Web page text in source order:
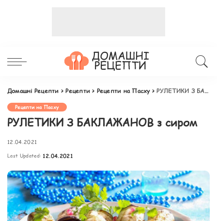
Домашні Рецепти >Рецепти > Рецепти на Пасху>РУЛЕТИКИ З БАКЛАЖАНОВ з сиром
Рецепти на Пасху
РУЛЕТИКИ З БАКЛАЖАНОВ з сиром
12.04.2021
Last Updated: 12.04.2021